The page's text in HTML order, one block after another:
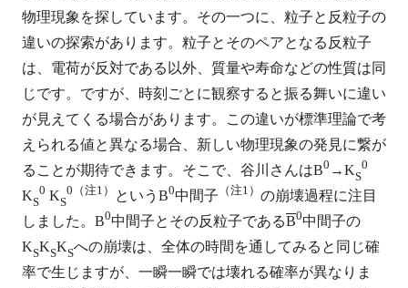
物理現象を探しています。その一つに、粒子と反粒子の
違いの探索があります。粒子とそのペアとなる反粒子
は、電荷が反対である以外、質量や寿命などの性質は同
じです。ですが、時刻ごとに観察すると振る舞いに違い
が見えてくる場合があります。この違いが標準理論で考
えられる値と異なる場合、新しい物理現象の発見に繋が
ることが期待できます。そこで、谷川さんはB0 →KS
0
KS
0 KS
0 （注1） というB0中間子 （注1） の崩壊過程に注目
しました。B0中間子とその反粒子であるB0中間子の
KSKSKSへの崩壊は、全体の時間を通してみると同じ確
率で生じますが、一瞬一瞬では壊れる確率が異なりま